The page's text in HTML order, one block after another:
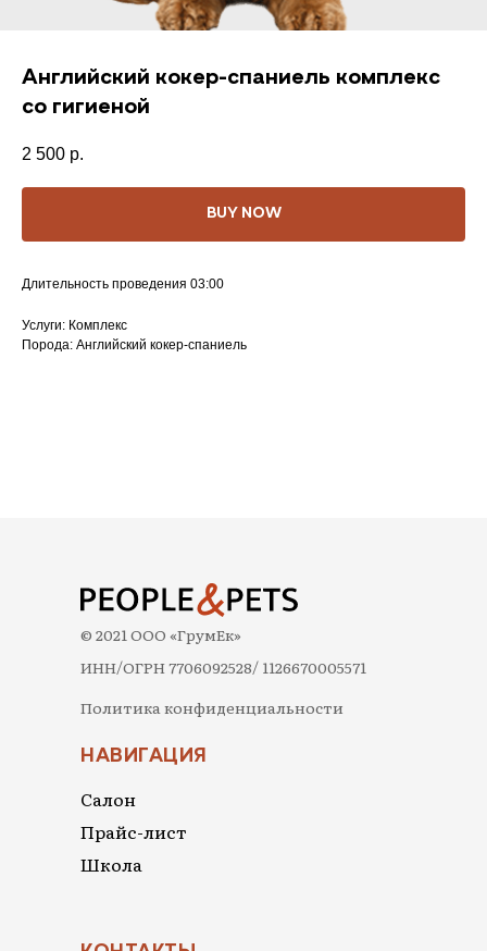
Английский кокер-спаниель комплекс
со гигиеной
2 500 р.
BUY NOW
Длительность проведения 03:00
Услуги: Комплекс
Порода: Английский кокер-спаниель
Политика конфиденциальности
НАВИГАЦИЯ
Салон
Прайс-лист
Школа
© 2021 ООО «ГрумЕк»
ИНН/ОГРН 7706092528/ 1126670005571